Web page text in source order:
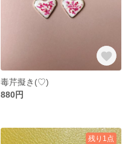
毒芹擬き(♡)
880円
残り1点